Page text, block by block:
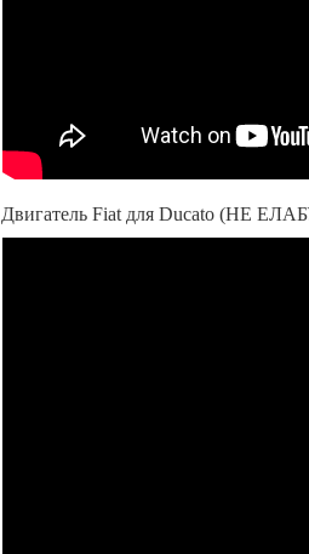
Двигатель Fiat для Ducato (НЕ